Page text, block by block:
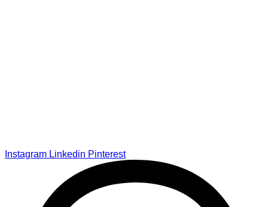
Instagram Linkedin Pinterest